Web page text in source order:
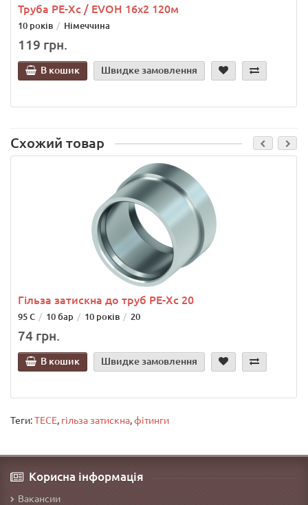
Труба РЕ-Хс / EVOH 16х2 120м
10 років Німеччина
119 грн.
В кошик Швидке замовлення
Схожий товар
Гільза затискна до труб РЕ-Хс 20
95 С 10 бар 10 років 20
74 грн.
В кошик Швидке замовлення
Теги:TECE, гільза затискна,фітинги
Корисна інформація
Вакансии